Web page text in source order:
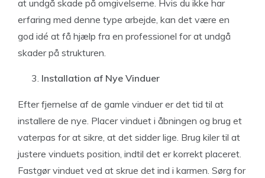
at undgå skade på omgivelserne. Hvis du ikke har
erfaring med denne type arbejde, kan det være en
god idé at få hjælp fra en professionel for at undgå
skader på strukturen.
Installation af Nye Vinduer
Efter fjernelse af de gamle vinduer er det tid til at
installere de nye. Placer vinduet i åbningen og brug et
vaterpas for at sikre, at det sidder lige. Brug kiler til at
justere vinduets position, indtil det er korrekt placeret.
Fastgør vinduet ved at skrue det ind i karmen. Sørg for